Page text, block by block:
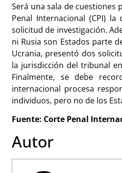
Será una sala de cuestiones
Penal Internacional (CPI)
solicitud de investigación.
ni Rusia son Estados parte
Ucrania, presentó dos
la jurisdicción del tribunal
Finalmente, se debe
internacional procesa
individuos, pero no de los
Fuente: Corte Penal
Autor